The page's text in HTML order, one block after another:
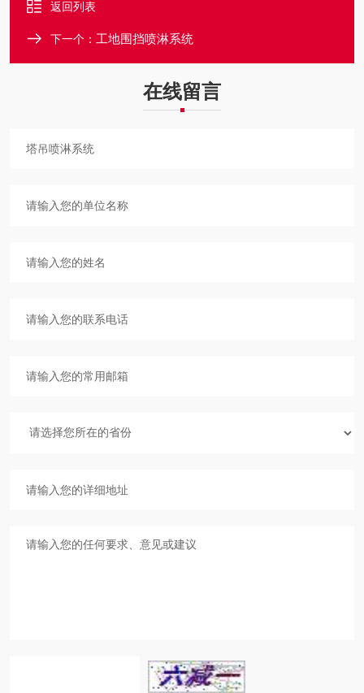
返回列表
下一个： 工地围挡喷淋系统
在线留言